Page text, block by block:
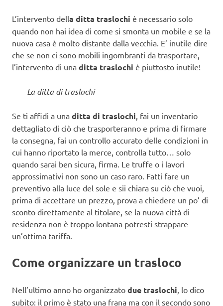
L’intervento della ditta traslochi è necessario solo
quando non hai idea di come si smonta un mobile e se la
nuova casa è molto distante dalla vecchia. E’ inutile dire
che se non ci sono mobili ingombranti da trasportare,
l’intervento di una ditta traslochi è piuttosto inutile!
La ditta di traslochi
Se ti affidi a una ditta di traslochi , fai un inventario
dettagliato di ciò che trasporteranno e prima di firmare
la consegna, fai un controllo accurato delle condizioni in
cui hanno riportato la merce, controlla tutto… solo
quando sarai ben sicura, firma. Le truffe o i lavori
approssimativi non sono un caso raro. Fatti fare un
preventivo alla luce del sole e sii chiara su ciò che vuoi,
prima di accettare un prezzo, prova a chiedere un po’ di
sconto direttamente al titolare, se la nuova città di
residenza non è troppo lontana potresti strappare
un’ottima tariffa.
Come organizzare un trasloco
Nell’ultimo anno ho organizzato due traslochi , lo dico
subito: il primo è stato una frana ma con il secondo sono